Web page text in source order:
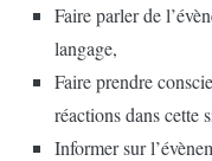
Faire parler de
langage,
Faire prendre
réactions dans cette
Informer sur